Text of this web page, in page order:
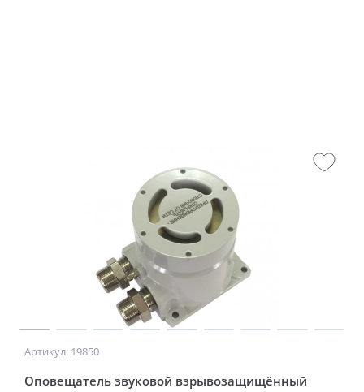
Артикул: 19850
Оповещатель звуковой взрывозащищённый